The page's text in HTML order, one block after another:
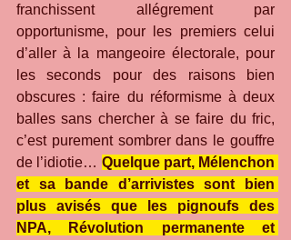
franchissent allégrement par
opportunisme, pour les premiers celui
d’aller à la mangeoire électorale, pour
les seconds pour des raisons bien
obscures : faire du réformisme à deux
balles sans chercher à se faire du fric,
c’est purement sombrer dans le gouffre
de l’idiotie… Quelque part, Mélenchon
et sa bande d’arrivistes sont bien
plus avisés que les pignoufs des
NPA, Révolution permanente et